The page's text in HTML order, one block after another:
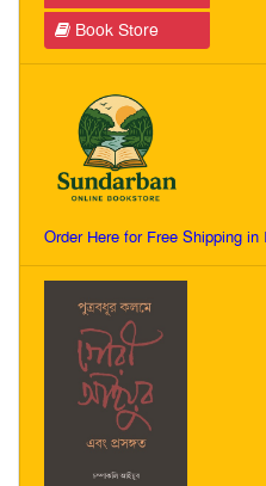
Book Store
Order Here for Free Shipping in